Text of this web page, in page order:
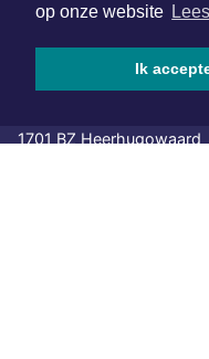
op onze website
Ik
| Nieuws
Hoofdvestiging:
1701 BZ Heerhugowaard